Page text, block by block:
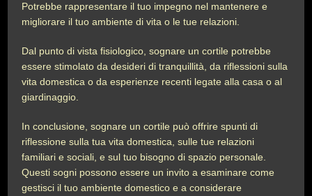
Potrebbe rappresentare il tuo impegno nel mantenere e
migliorare il tuo ambiente di vita o le tue relazioni.
Dal punto di vista fisiologico, sognare un cortile potrebbe
essere stimolato da desideri di tranquillità, da riflessioni sulla
vita domestica o da esperienze recenti legate alla casa o al
giardinaggio.
In conclusione, sognare un cortile può offrire spunti di
riflessione sulla tua vita domestica, sulle tue relazioni
familiari e sociali, e sul tuo bisogno di spazio personale.
Questi sogni possono essere un invito a esaminare come
gestisci il tuo ambiente domestico e a considerare